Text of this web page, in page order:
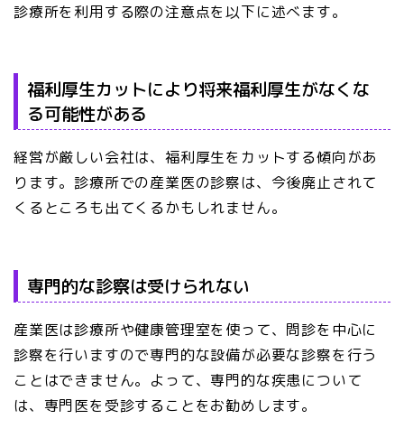
診療所を利用する際の注意点を以下に述べます。
福利厚生カットにより将来福利厚生がなくな
る可能性がある
経営が厳しい会社は、福利厚生をカットする傾向があ
ります。診療所での産業医の診察は、今後廃止されて
くるところも出てくるかもしれません。
専門的な診察は受けられない
産業医は診療所や健康管理室を使って、問診を中心に
診察を行いますので専門的な設備が必要な診察を行う
ことはできません。よって、専門的な疾患について
は、専門医を受診することをお勧めします。